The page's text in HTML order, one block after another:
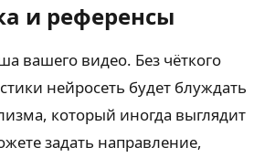
и референсы
вашего видео. Без чёткого
нейросеть будет блуждать
который иногда выглядит
задать направление,